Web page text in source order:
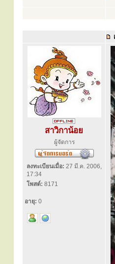
สาวิกาน้อย
ผู้จัดการ
ลงทะเบียนเมื่อ: 27 มี.ค. 2006,
17:34
โพสต์: 8171
อายุ: 0